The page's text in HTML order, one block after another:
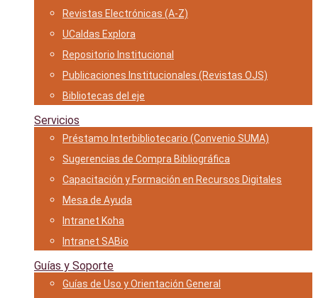
Revistas Electrónicas (A-Z)
UCaldas Explora
Repositorio Institucional
Publicaciones Institucionales (Revistas OJS)
Bibliotecas del eje
Servicios
Préstamo Interbibliotecario (Convenio SUMA)
Sugerencias de Compra Bibliográfica
Capacitación y Formación en Recursos Digitales
Mesa de Ayuda
Intranet Koha
Intranet SABio
Guías y Soporte
Guías de Uso y Orientación General